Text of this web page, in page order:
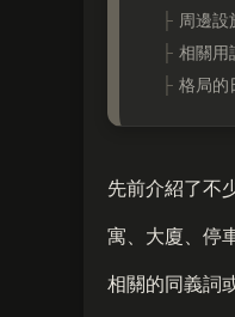
周邊設
相關用
格局的
先前介紹了不
寓、大廈、停
相關的同義詞